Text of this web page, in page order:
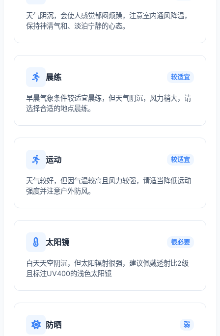
天气阴沉，会使人感觉郁闷烦躁，注意室内通风降温，
保持神清气和、淡泊宁静的心态。
晨练 较适宜
早晨气象条件较适宜晨练，但天气阴沉，风力稍大，请
选择合适的地点晨练。
运动 较适宜
天气较好，但因气温较高且风力较强，请适当降低运动
强度并注意户外防风。
太阳镜 很必要
白天天空阴沉，但太阳辐射很强，建议佩戴透射比2级
且标注UV400的浅色太阳镜
防晒 弱